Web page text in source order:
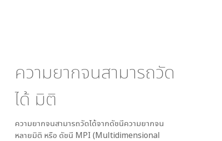
ความยากจนสามารถวัด
ได้ มิติ
ความยากจนสามารถวัดได้จากดัชนีความยากจน
หลายมิติ หรือ ดัชนี MPI (Multidimensional